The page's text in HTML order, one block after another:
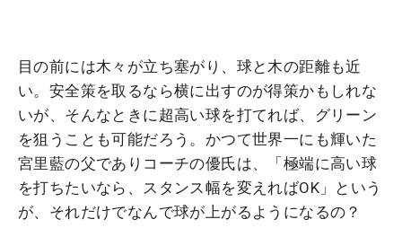
目の前には木々が立ち塞がり、球と木の距離も近
い。安全策を取るなら横に出すのが得策かもしれな
いが、そんなときに超高い球を打てれば、グリーン
を狙うことも可能だろう。かつて世界一にも輝いた
宮里藍の父でありコーチの優氏は、「極端に高い球
を打ちたいなら、スタンス幅を変えればOK」という
が、それだけでなんで球が上がるようになるの？